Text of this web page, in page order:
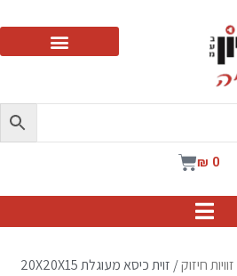
₪ 0
עגלת
זוויות חיזוק
/ זוית כיסא מעוגלת 20X20X15